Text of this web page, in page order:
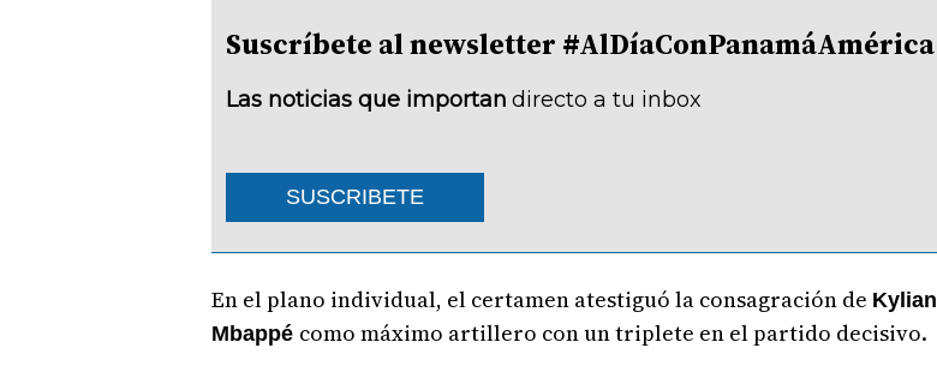
Suscríbete al newsletter #AlDíaConPanamáAmérica
Las noticias que importan directo a tu inbox
SUSCRIBETE
En el plano individual, el certamen atestiguó la consagración de Kylian
Mbappé como máximo artillero con un triplete en el partido decisivo.